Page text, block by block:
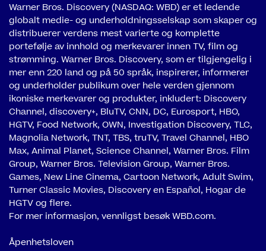
Warner Bros. Discovery (NASDAQ: WBD) er et ledende
globalt medie- og underholdningsselskap som skaper og
distribuerer verdens mest varierte og komplette
portefølje av innhold og merkevarer innen TV, film og
strømming. Warner Bros. Discovery, som er tilgjengelig i
mer enn 220 land og på 50 språk, inspirerer, informerer
og underholder publikum over hele verden gjennom
ikoniske merkevarer og produkter, inkludert: Discovery
Channel, discovery+, BluTV, CNN, DC, Eurosport, HBO,
HGTV, Food Network, OWN, Investigation Discovery, TLC,
Magnolia Network, TNT, TBS, truTV, Travel Channel, HBO
Max, Animal Planet, Science Channel, Warner Bros. Film
Group, Warner Bros. Television Group, Warner Bros.
Games, New Line Cinema, Cartoon Network, Adult Swim,
Turner Classic Movies, Discovery en Español, Hogar de
HGTV og flere.
For mer informasjon, vennligst besøkWBD.com.
Åpenhetsloven